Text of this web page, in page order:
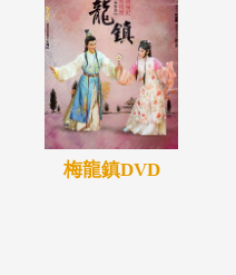
梅龍鎮DVD